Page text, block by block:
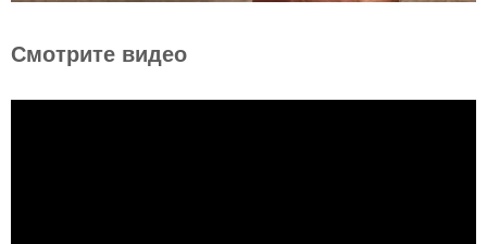
Смотрите видео